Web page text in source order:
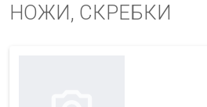
НОЖИ, СКРЕБКИ